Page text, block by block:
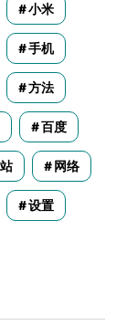
小米
手机
方法
百度
网络
设置